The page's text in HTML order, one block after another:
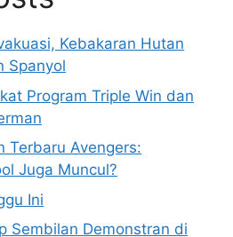
Kebakaran Hutan
Spanyol
Program Triple Win dan
Terbaru Avengers:
Juga Muncul?
Ini
Sembilan Demonstran di